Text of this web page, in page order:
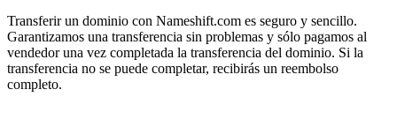
Transferir un dominio con Nameshift.com es seguro y sencillo.
Garantizamos una transferencia sin problemas y sólo pagamos al
vendedor una vez completada la transferencia del dominio. Si la
transferencia no se puede completar, recibirás un reembolso
completo.